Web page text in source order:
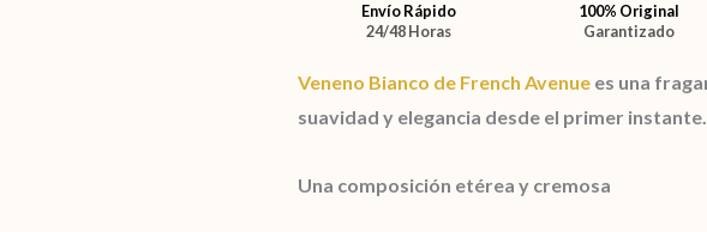
Envío Rápido
24/48 Horas
100% Original
Garantizado
Veneno Bianco de French Avenue es una
suavidad y elegancia desde el primer instante.
Una composición etérea y cremosa